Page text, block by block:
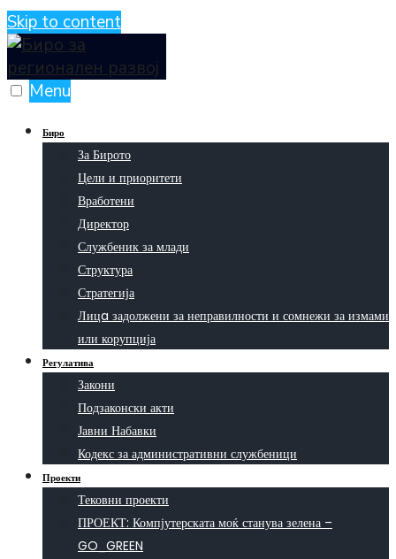
Skip to content
Menu
Биро
За Бирото
Цели и приоритети
Вработени
Директор
Службеник за млади
Структура
Стратегија
Лицa задолжени за неправилности и сомнежи за измами
или корупција
Регулатива
Закони
Подзаконски акти
Јавни Набавки
Кодекс за административни службеници
Проекти
Тековни проекти
ПРОЕКТ: Компјутерската моќ станува зелена –
GO_GREEN